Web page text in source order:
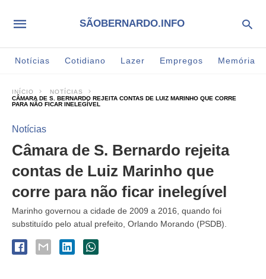
SÃOBERNARDO.INFO
Notícias Cotidiano Lazer Empregos Memória
INÍCIO
NOTÍCIAS
CÂMARA DE S. BERNARDO REJEITA CONTAS DE LUIZ MARINHO QUE CORRE
PARA NÃO FICAR INELEGÍVEL
Notícias
Câmara de S. Bernardo rejeita
contas de Luiz Marinho que
corre para não ficar inelegível
Marinho governou a cidade de 2009 a 2016, quando foi
substituído pelo atual prefeito, Orlando Morando (PSDB).